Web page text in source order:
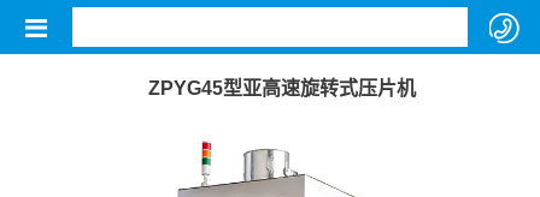
ZPYG45型亚高速旋转式压片机